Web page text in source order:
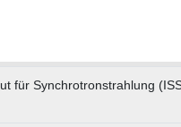
für Synchrotronstrahlung